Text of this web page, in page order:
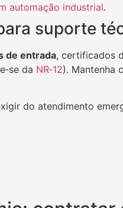
automação industrial.
suporte
de entrada, certificados
da NR‑12). Mantenha
do atendimento